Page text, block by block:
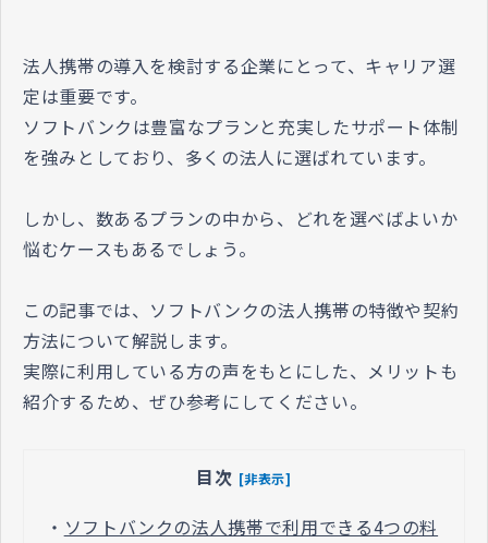
法人携帯の導入を検討する企業にとって、キャリア選
定は重要です。
ソフトバンクは豊富なプランと充実したサポート体制
を強みとしており、多くの法人に選ばれています。
しかし、数あるプランの中から、どれを選べばよいか
悩むケースもあるでしょう。
この記事では、ソフトバンクの法人携帯の特徴や契約
方法について解説します。
実際に利用している方の声をもとにした、メリットも
紹介するため、ぜひ参考にしてください。
目次 [非表示]
・ ソフトバンクの法人携帯で利用できる4つの料